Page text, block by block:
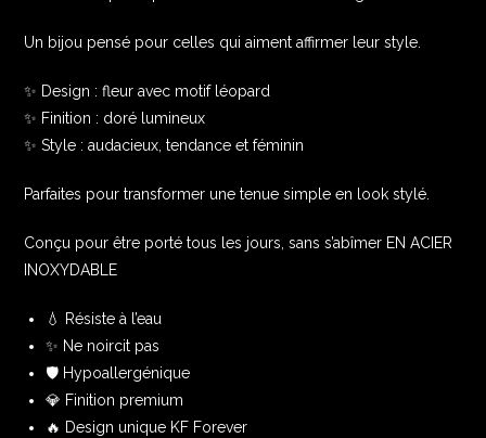
Un bijou pensé pour celles qui aiment affirmer leur style.
✨ Design : fleur avec motif léopard
✨ Finition : doré lumineux
✨ Style : audacieux, tendance et féminin
Parfaites pour transformer une tenue simple en look stylé.
Conçu pour être porté tous les jours, sans s’abîmer EN ACIER
INOXYDABLE
💧 Résiste à l’eau
✨ Ne noircit pas
🛡️ Hypoallergénique
💎 Finition premium
🔥 Design unique KF Forever